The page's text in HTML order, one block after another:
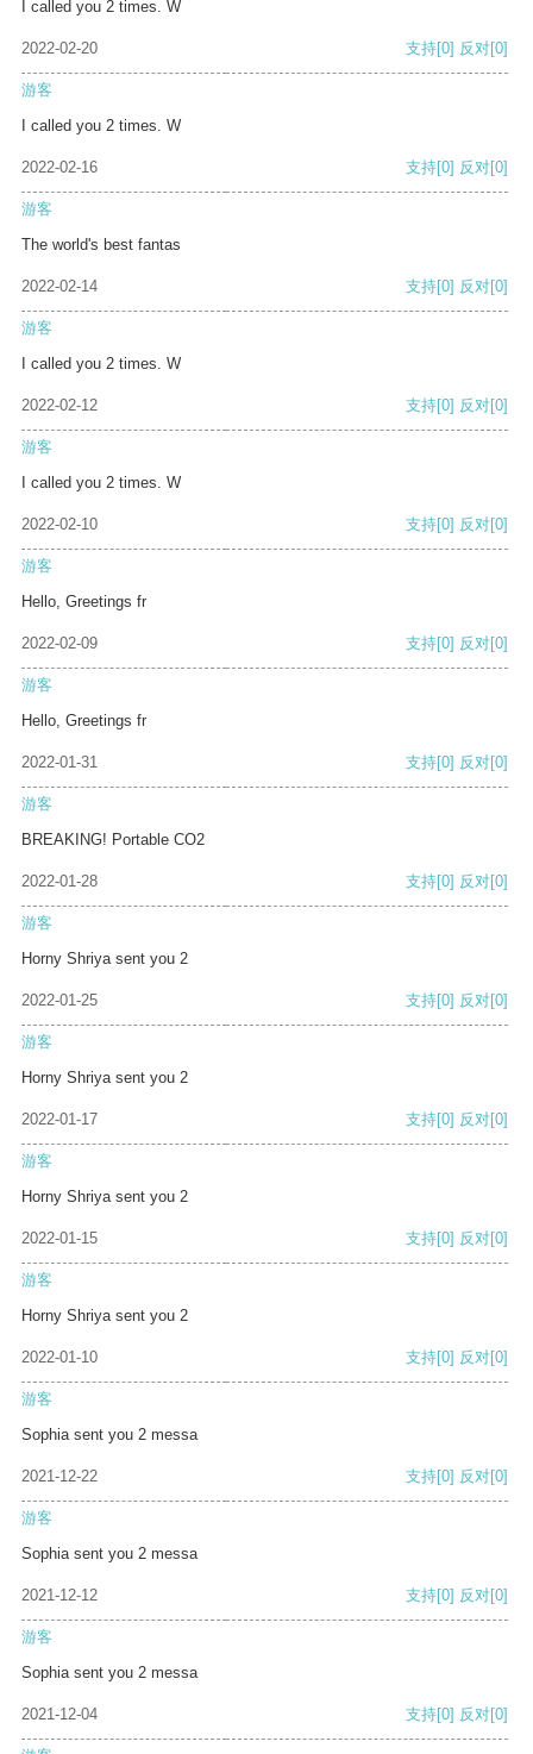
I called you 2 times. W
2022-02-20 支持[0] 反对[0]
游客
I called you 2 times. W
2022-02-16 支持[0] 反对[0]
游客
The world's best fantas
2022-02-14 支持[0] 反对[0]
游客
I called you 2 times. W
2022-02-12 支持[0] 反对[0]
游客
I called you 2 times. W
2022-02-10 支持[0] 反对[0]
游客
Hello, Greetings fr
2022-02-09 支持[0] 反对[0]
游客
Hello, Greetings fr
2022-01-31 支持[0] 反对[0]
游客
BREAKING! Portable CO2
2022-01-28 支持[0] 反对[0]
游客
Horny Shriya sent you 2
2022-01-25 支持[0] 反对[0]
游客
Horny Shriya sent you 2
2022-01-17 支持[0] 反对[0]
游客
Horny Shriya sent you 2
2022-01-15 支持[0] 反对[0]
游客
Horny Shriya sent you 2
2022-01-10 支持[0] 反对[0]
游客
Sophia sent you 2 messa
2021-12-22 支持[0] 反对[0]
游客
Sophia sent you 2 messa
2021-12-12 支持[0] 反对[0]
游客
Sophia sent you 2 messa
2021-12-04 支持[0] 反对[0]